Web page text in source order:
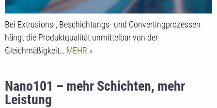
Bei Extrusions-, Beschichtungs- und Convertingprozessen
hängt die Produktqualität unmittelbar von der
Gleichmäßigkeit… MEHR
Nano101 – mehr Schichten, mehr
Leistung